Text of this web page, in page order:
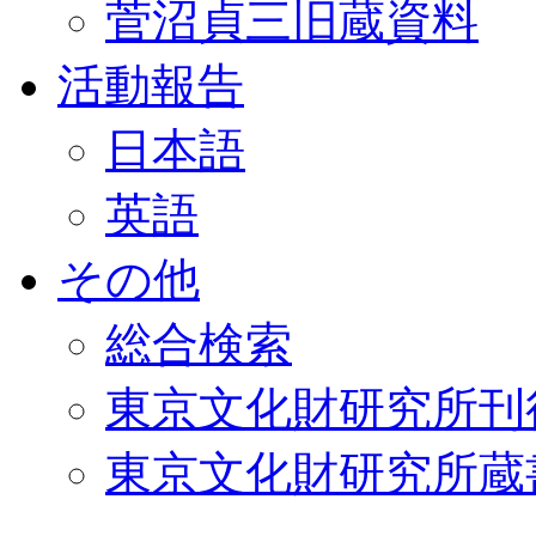
菅沼貞三旧蔵資料
活動報告
日本語
英語
その他
総合検索
東京文化財研究所
東京文化財研究所